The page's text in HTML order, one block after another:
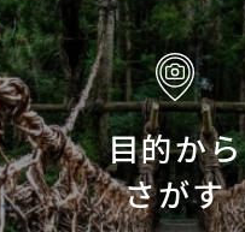
目的から
さがす